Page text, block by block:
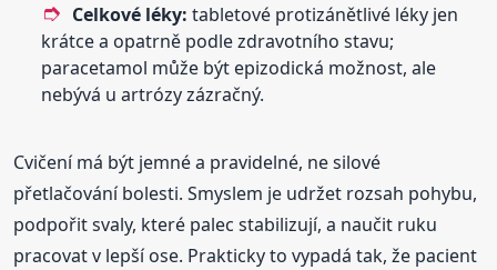
Celkové léky: tabletové protizánětlivé léky jen
krátce a opatrně podle zdravotního stavu;
paracetamol může být epizodická možnost, ale
nebývá u artrózy zázračný.
Cvičení má být jemné a pravidelné, ne silové
přetlačování bolesti. Smyslem je udržet rozsah pohybu,
podpořit svaly, které palec stabilizují, a naučit ruku
pracovat v lepší ose. Prakticky to vypadá tak, že pacient